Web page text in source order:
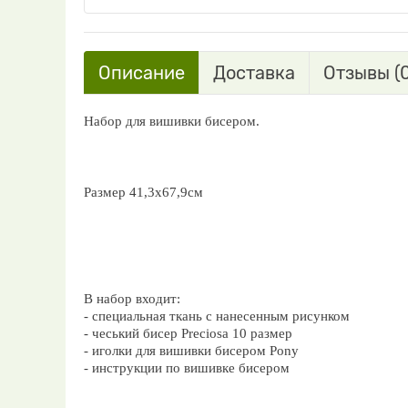
Описание Доставка Отзывы
Набор для вишивки бисером.
Размер 41,3х67,9см
В набор входит:
- специальная ткань с нанесенным рисунком
- чеський бисер Preciosa 10 размер
- иголки для вишивки бисером Pony
- инструкции по вишивке бисером